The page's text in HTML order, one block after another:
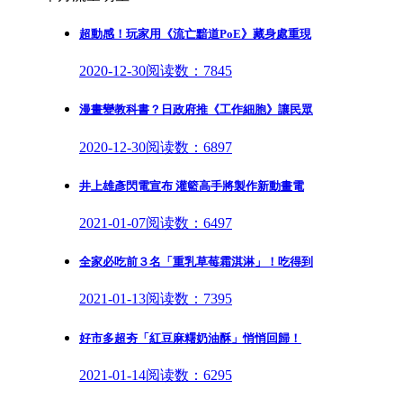
超動感！玩家用《流亡黯道PoE》藏身處重現
2020-12-30阅读数：7845
漫畫變教科書？日政府推《工作細胞》讓民眾
2020-12-30阅读数：6897
井上雄彥閃電宣布 灌籃高手將製作新動畫電
2021-01-07阅读数：6497
全家必吃前３名「重乳草莓霜淇淋」！吃得到
2021-01-13阅读数：7395
好市多超夯「紅豆麻糬奶油酥」悄悄回歸！
2021-01-14阅读数：6295